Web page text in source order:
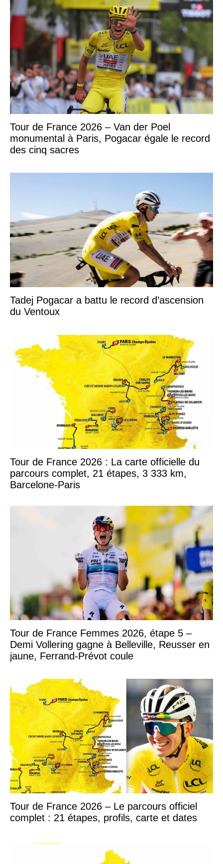
Tour de France 2026 – Van der Poel
monumental à Paris, Pogacar égale le record
des cinq sacres
Tadej Pogacar a battu le record d’ascension
du Ventoux
Tour de France 2026 : La carte officielle du
parcours complet, 21 étapes, 3 333 km,
Barcelone-Paris
Tour de France Femmes 2026, étape 5 –
Demi Vollering gagne à Belleville, Reusser en
jaune, Ferrand-Prévot coule
Tour de France 2026 – Le parcours officiel
complet : 21 étapes, profils, carte et dates